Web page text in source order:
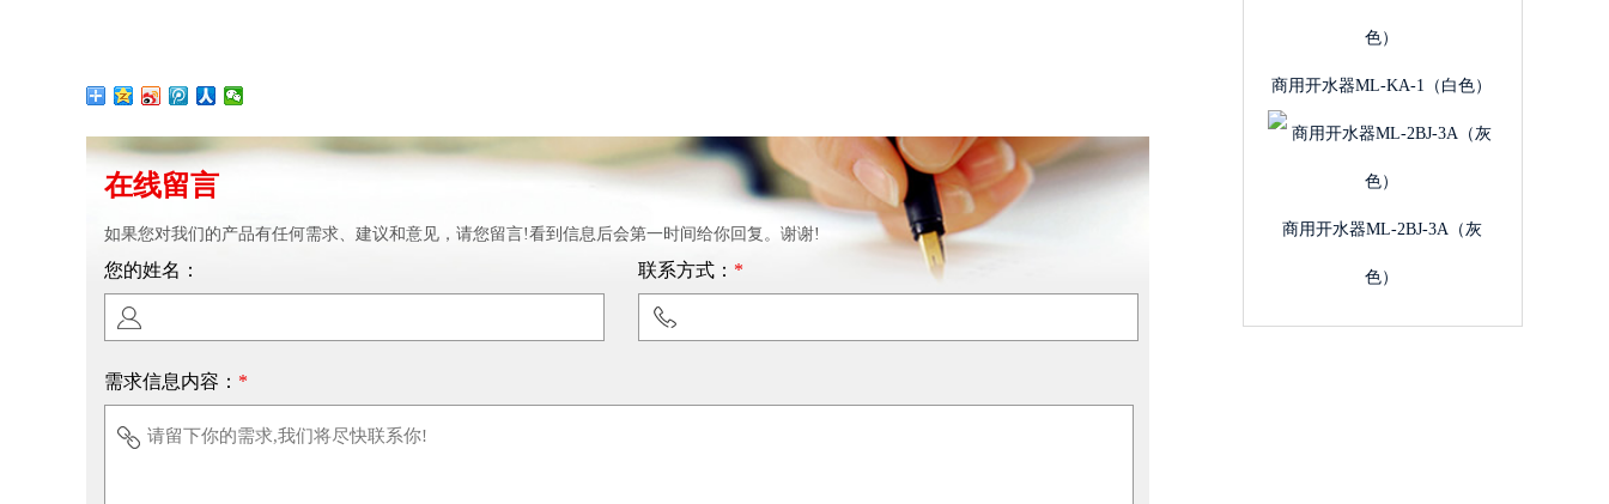
在线留言
如果您对我们的产品有任何需求、建议和意见，请您留言!看到信息后会第一时间给你回复。谢谢!
您的姓名： 联系方式： *
需求信息内容： *
商用开水器ML-KA-1（白色）
商用开水器ML-2BJ-3A（灰
色）